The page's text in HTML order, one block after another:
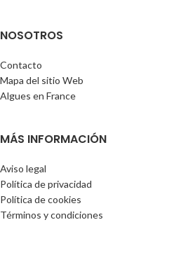
NOSOTROS
Contacto
Mapa del sitio Web
Algues en France
MÁS INFORMACIÓN
Aviso legal
Política de privacidad
Política de cookies
Términos y condiciones